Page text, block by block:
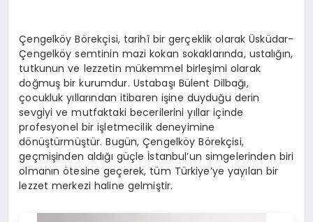
Çengelköy Börekçisi, tarihî bir gerçeklik olarak Üsküdar-
Çengelköy semtinin mazi kokan sokaklarında, ustalığın,
tutkunun ve lezzetin mükemmel birleşimi olarak
doğmuş bir kurumdur. Ustabaşı Bülent Dilbağı,
çocukluk yıllarından itibaren işine duyduğu derin
sevgiyi ve mutfaktaki becerilerini yıllar içinde
profesyonel bir işletmecilik deneyimine
dönüştürmüştür. Bugün, Çengelköy Börekçisi,
geçmişinden aldığı güçle İstanbul’un simgelerinden biri
olmanın ötesine geçerek, tüm Türkiye’ye yayılan bir
lezzet merkezi haline gelmiştir.